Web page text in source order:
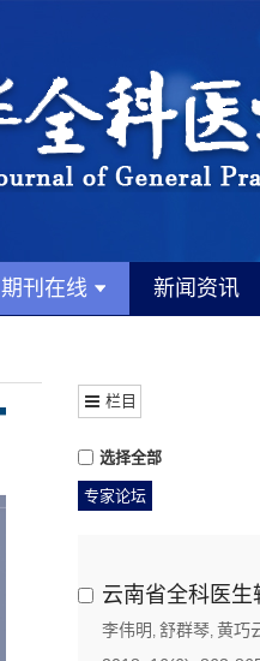
期刊在线 新闻资讯
栏目
选择全部
专家论坛
云南省全科医
李伟明 , 舒群琴, 黄巧